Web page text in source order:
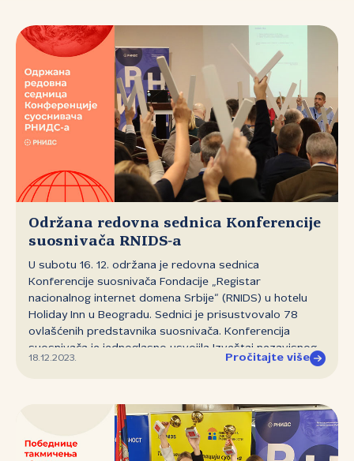
Održana redovna sednica Konferencije
suosnivača RNIDS‑a
U subotu 16. 12. održana je redovna sednica
Konferencije suosnivača Fondacije „Registar
nacionalnog internet domena Srbije“ (RNIDS) u hotelu
Holiday Inn u Beogradu. Sednici je prisustvovalo 78
ovlašćenih predstavnika suosnivača. Konferencija
suosnivača je jednoglasno usvojila Izveštaj nezavisnog
revizora za 2022. godinu. Sprovedene su konsultacije o
18.12.2023. Pročitajte više